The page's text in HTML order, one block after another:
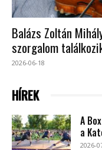
Balázs Zoltán
szorgalom
2026-06-18
HÍREK
A
a
2026-